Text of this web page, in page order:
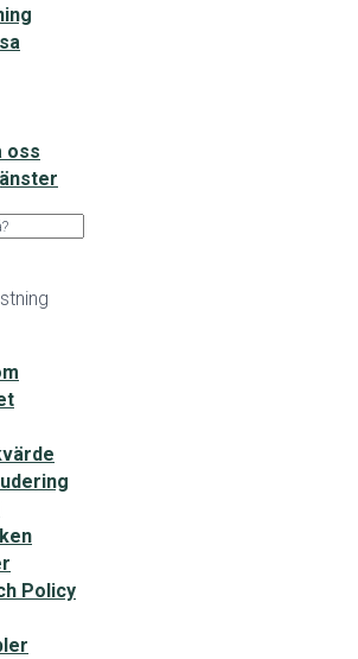
oss
Policy